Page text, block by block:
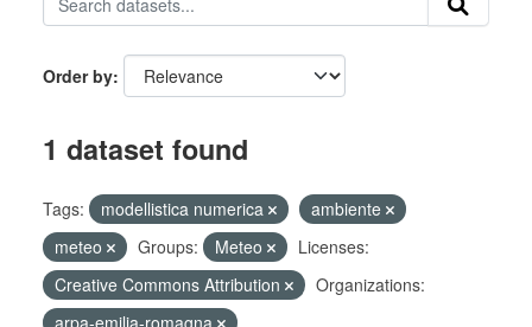
Order by
1 dataset found
Tags: modellistica numerica
ambiente
meteo
Groups: Meteo
Licenses:
Creative Commons Attribution
Organizations:
arpa-emilia-romagna